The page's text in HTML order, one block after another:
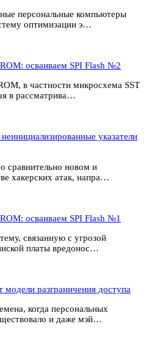
персональные компьютеры
оптимизации э…
осваиваем SPI Flash №2
в частности микросхема SST
в рассматрива…
указатели
сравнительно новом и
хакерских атак, напра…
осваиваем SPI Flash №1
связанную с угрозой
платы вредонос…
разграничения доступа
когда персональных
и даже мэй…